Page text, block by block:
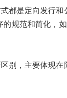
都是定向发行和
规范和简化，
别，主要体现在